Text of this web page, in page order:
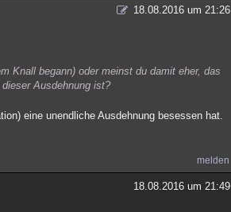
18.08.2016 um 21:26
Knall begann) oder meinst du damit eher, das
Ausdehnung ist?
eine unendliche Ausdehnung besessen hat.
melden
18.08.2016 um 21:49